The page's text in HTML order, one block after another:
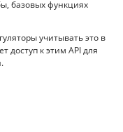
базовых функциях
учитывать это в
доступ к этим API для